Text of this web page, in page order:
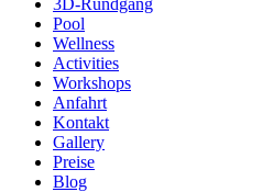
Pool
Wellness
Activities
Workshops
Anfahrt
Kontakt
Gallery
Preise
Blog